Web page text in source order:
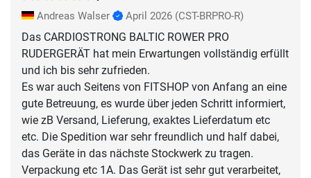
Andreas Walser April 2026 (CST-BRPRO-R)
Das CARDIOSTRONG BALTIC ROWER PRO
RUDERGERÄT hat mein Erwartungen vollständig erfüllt
und ich bis sehr zufrieden.
Es war auch Seitens von FITSHOP von Anfang an eine
gute Betreuung, es wurde über jeden Schritt informiert,
wie zB Versand, Lieferung, exaktes Lieferdatum etc
etc. Die Spedition war sehr freundlich und half dabei,
das Geräte in das nächste Stockwerk zu tragen.
Verpackung etc 1A. Das Gerät ist sehr gut verarbeitet,